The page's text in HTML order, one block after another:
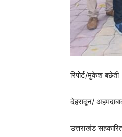
रिपोर्ट/मुकेश बछेती
देहरादून/
उत्तराखंड